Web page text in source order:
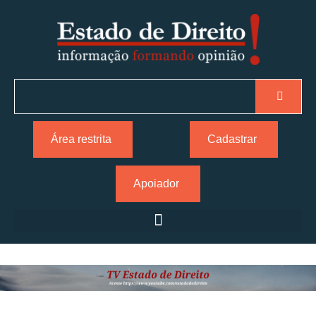
Área restrita Cadastrar
Apoiador